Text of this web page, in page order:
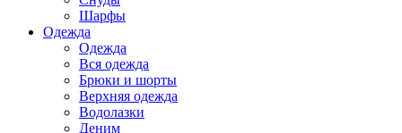
Шарфы
Одежда
Одежда
Вся одежда
Брюки и шорты
Верхняя одежда
Водолазки
Деним